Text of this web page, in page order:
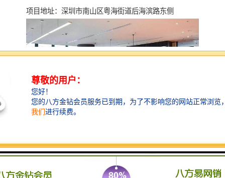
项目地址：深圳市南山区粤海街道后海滨路东侧
联想后海中心46层联想建筑
联想后海中心在深圳市南山后海中心区。